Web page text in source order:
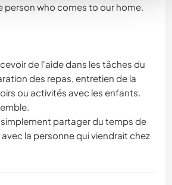
person who comes to our home.
de l'aide dans les tâches du
des repas, entretien de la
ou activités avec les enfants.
simplement partager du temps de
la personne qui viendrait chez